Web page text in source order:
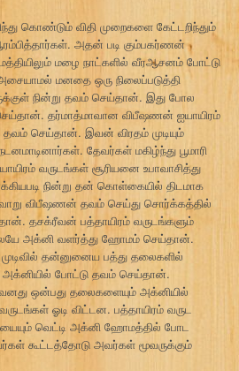
கொண்டும் விதி முறைகளை கேட்டறிந்தும்
அதன் படி கும்பகர்ணன்
மழை நாட்களில் வீரஆசனம் போட்டு
மனதை ஒரு நிலைப்படுத்தி
நின்று தவம் செய்தான். இது போல
தர்மாத்மாவான விபீஷணன் ஐயாயிரம்
செய்தான். இவன் விரதம் முடியும்
தேவர்கள் மகிழ்ந்து பூமாரி
வருடங்கள் சூரியனை உபாவாசித்து
நின்று தன் கொள்கையில் திடமாக
விபீஷணன் தவம் செய்து சொர்க்கத்தில்
தசக்ரீவன் பத்தாயிரம் வருடங்களும்
அக்னி வளர்த்து ஹோமம் செய்தான்.
தன்னுனைய பத்து தலைகளில்
போட்டு தவம் செய்தான்.
ஒன்பது தலைகளையும் அக்னியில்
ஓடி விட்டன. பத்தாயிரம் வருட
வெட்டி அக்னி ஹோமத்தில் போட
கூட்டத்தோடு அவர்கள் மூவருக்கும்